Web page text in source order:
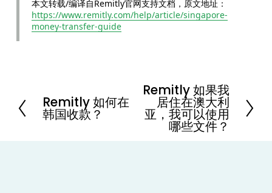
本文转载/编译自Remitly官网支持文档，原文地址：
https://www.remitly.com/help/article/singapore-
money-transfer-guide
P
r
Remitly 如何在
韩国收款？
Remitly 如果我
居住在澳大利
亚，我可以使用
哪些文件？